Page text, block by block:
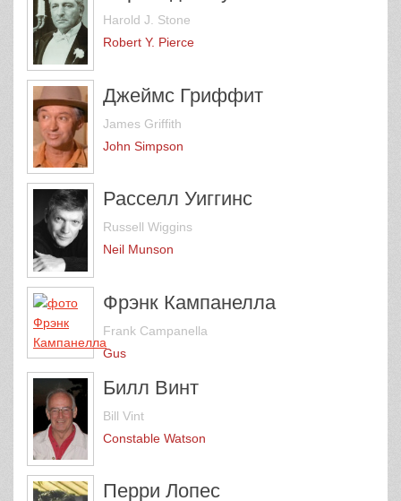
Harold J. Stone
Robert Y. Pierce
Джеймс Гриффит
James Griffith
John Simpson
Расселл Уиггинс
Russell Wiggins
Neil Munson
Фрэнк Кампанелла
Frank Campanella
Gus
Билл Винт
Bill Vint
Constable Watson
Перри Лопес